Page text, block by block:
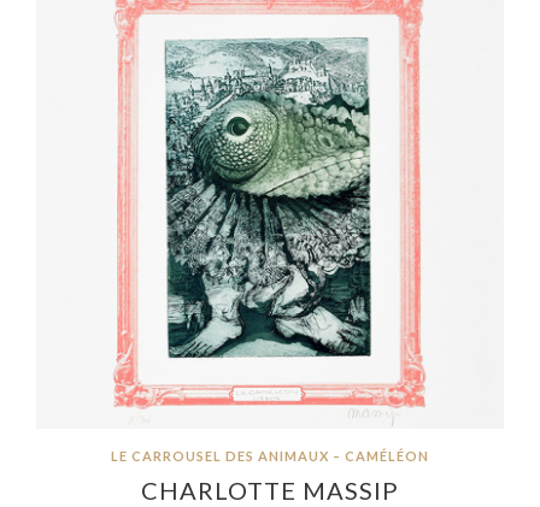
LE CARROUSEL DES ANIMAUX – CAMÉLÉON
CHARLOTTE MASSIP